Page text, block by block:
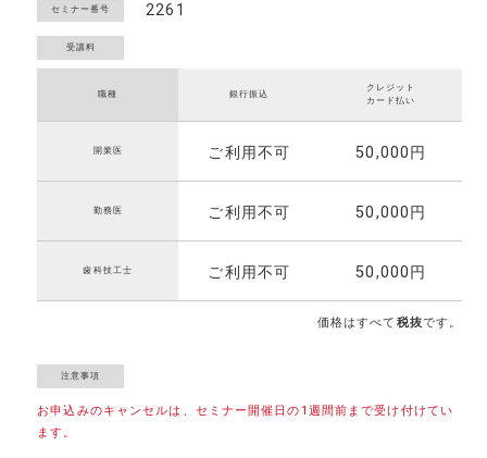
セミナー番号 2261
職種 銀行振込
クレジット
カード払い
開業医 ご利用不可 50,000円
勤務医 ご利用不可 50,000円
歯科技工士 ご利用不可 50,000円
価格はすべて 税抜です。
お申込みのキャンセルは、セミナー開催日の1週間前まで受け付けてい
ます。